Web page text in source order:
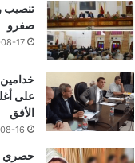
تنصيب
صفرو
17
على
الأفق
16
حصري :